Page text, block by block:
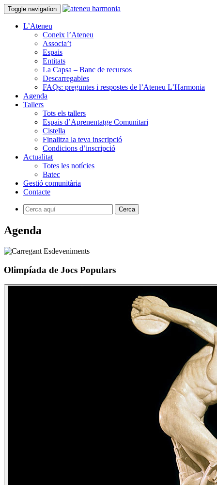
Toggle navigation
L’Ateneu
Coneix l’Ateneu
Associa’t
Espais
Entitats
La Capsa – Banc de recursos
Descarregables
FAQs: preguntes i respostes de l’Ateneu L’Harmonia
Agenda
Tallers
Tots els tallers
Espais d’Aprenentatge Comunitari
Cistella
Finalitza la teva inscripció
Condicions d’inscripció
Actualitat
Totes les notícies
Batec
Gestió comunitària
Contacte
Agenda
Olimpíada de Jocs Populars